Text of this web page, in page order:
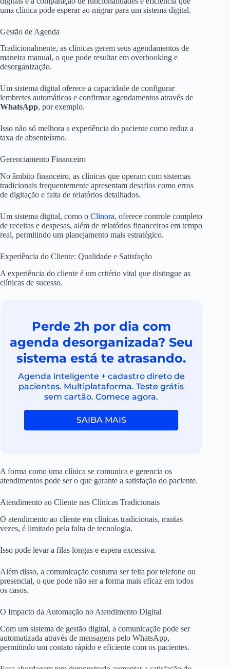
uma clínica pode esperar ao migrar para um sistema digital.
Gestão de Agenda
Tradicionalmente, as clínicas gerem seus agendamentos de
maneira manual, o que pode resultar em overbooking e
desorganização.
Um sistema digital oferece a capacidade de configurar
lembretes automáticos e confirmar agendamentos através de
WhatsApp, por exemplo.
Isso não só melhora a experiência do paciente como reduz a
taxa de absenteísmo.
Gerenciamento Financeiro
No âmbito financeiro, as clínicas que operam com sistemas
tradicionais frequentemente apresentam desafios como erros
de digitação e falta de relatórios detalhados.
Um sistema digital, como o Clinora, oferece controle completo
de receitas e despesas, além de relatórios financeiros em tempo
real, permitindo um planejamento mais estratégico.
Experiência do Cliente: Qualidade e Satisfação
A experiência do cliente é um critério vital que distingue as
clínicas de sucesso.
Perde 2h por dia com
agenda desorganizada? Seu
sistema está te atrasando.
Agenda inteligente + cadastro direto de
pacientes. Multiplataforma. Teste grátis
sem cartão. Comece agora.
SAIBA MAIS
A forma como uma clínica se comunica e gerencia os
atendimentos pode ser o que garante a satisfação do paciente.
Atendimento ao Cliente nas Clínicas Tradicionais
O atendimento ao cliente em clínicas tradicionais, muitas
vezes, é limitado pela falta de tecnologia.
Isso pode levar a filas longas e espera excessiva.
Além disso, a comunicação costuma ser feita por telefone ou
presencial, o que pode não ser a forma mais eficaz em todos
os casos.
O Impacto da Automação no Atendimento Digital
Com um sistema de gestão digital, a comunicação pode ser
automatizada através de mensagens pelo WhatsApp,
permitindo um contato rápido e eficiente com os pacientes.